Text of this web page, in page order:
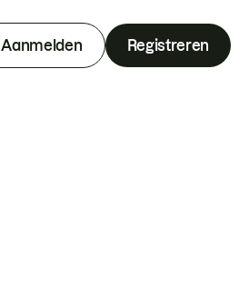
Aanmelden Registreren